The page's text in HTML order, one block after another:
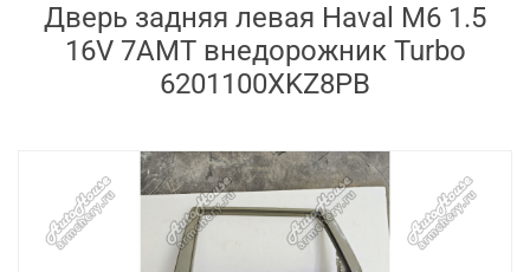
Дверь задняя левая Haval M6 1.5
16V 7AMT внедорожник Turbo
6201100XKZ8PB